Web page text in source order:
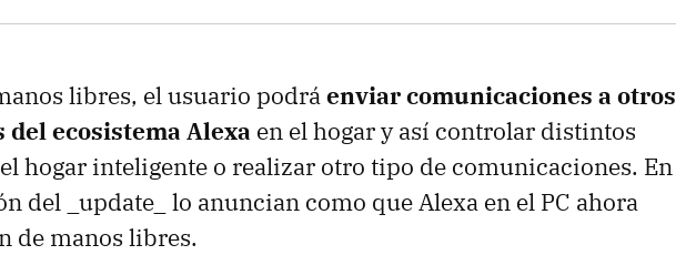
libres, el usuario podráenviar comunicaciones a otros
ecosistema Alexa en el hogar y así controlar distintos
hogar inteligente o realizar otro tipo de comunicaciones. En
del _update_ lo anuncian como que Alexa en el PC ahora
de manos libres.